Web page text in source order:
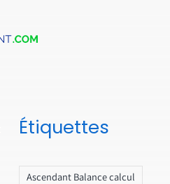
Étiquettes
Ascendant Balance calcul